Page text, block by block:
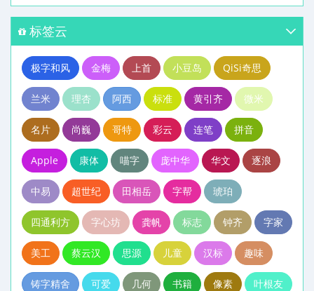
标签云
极字和风 金梅 上首 小豆岛 QiSi奇思
兰米 理杏 阿西 标准 黄引齐 微米
名片 尚巍 哥特 彩云 连笔 拼音
Apple 康体 喵字 庞中华 华文 逐浪
中易 超世纪 田相岳 字帮 琥珀
四通利方 字心坊 龚帆 标志 钟齐 字家
美工 蔡云汉 思源 儿童 汉标 趣味
铸字精舍 可爱 几何 书籍 像素 叶根友